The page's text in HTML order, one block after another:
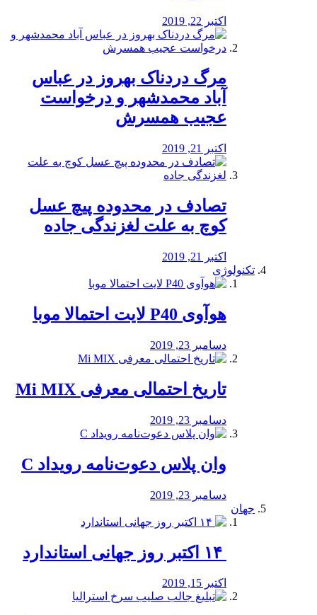
اکتبر 22, 2019
مرگ دردناک بهروز در عباس
آباد محمدشهر و درخواست
عجیب همسرش
اکتبر 21, 2019
تصادف در محدوده پیچ عسل
کوچ به علت لغزندگی جاده
اکتبر 21, 2019
تکنولوژی
هوآوی P40 لایت احتمالا موبا
دسامبر 23, 2019
تاریخ احتمالی معرفی Mi MIX
دسامبر 23, 2019
وان پلاس دعوت‌نامه رویداد C
دسامبر 23, 2019
جهان
اکتبر 15, 2019